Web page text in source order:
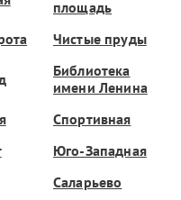
площадь
Чистые пруды
Библиотека
имени Ленина
Спортивная
Юго-Западная
Саларьево